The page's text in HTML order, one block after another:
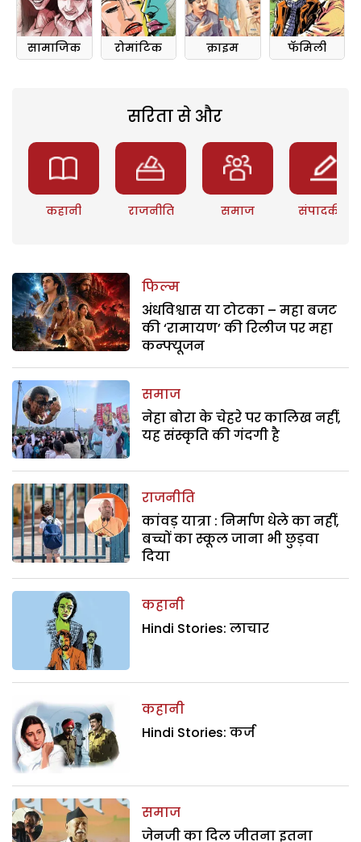
सामाजिक रोमांटिक क्राइम फॅमिली
सरिता से और
कहानी राजनीति समाज संपादकीय
फिल्म
अंधविश्वास या टोटका – महा बजट
की ‘रामायण’ की रिलीज पर महा
कन्फ्यूजन
समाज
नेहा बोरा के चेहरे पर कालिख नहीं,
यह संस्कृति की गंदगी है
राजनीति
कांवड़ यात्रा : निर्माण धेले का नहीं,
बच्चों का स्कूल जाना भी छुड़वा
दिया
कहानी
Hindi Stories: लाचार
कहानी
Hindi Stories: कर्ज
समाज
जेनजी का दिल जीतना इतना